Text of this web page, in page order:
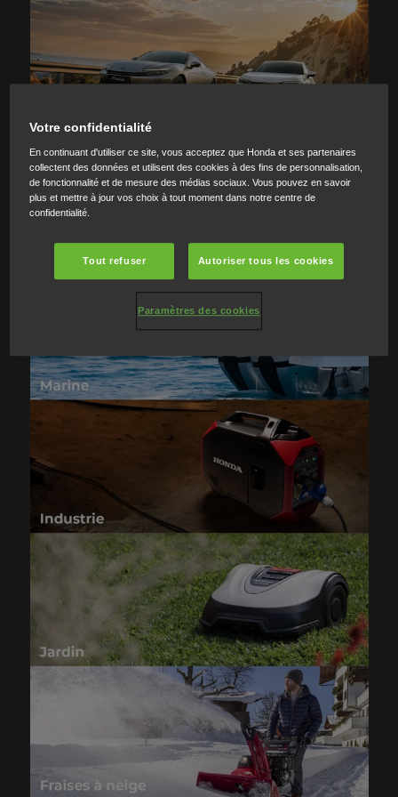
Votre confidentialité
En continuant d'utiliser ce site, vous acceptez que Honda et ses partenaires
collectent des données et utilisent des cookies à des fins de personnalisation,
de fonctionnalité et de mesure des médias sociaux. Vous pouvez en savoir
plus et mettre à jour vos choix à tout moment dans notre centre de
confidentialité.
Tout refuser Autoriser tous les cookies
Paramètres des cookies